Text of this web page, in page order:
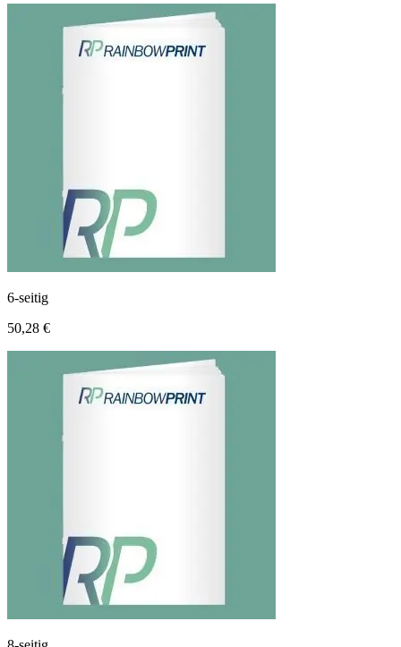
6-seitig
50,28 €